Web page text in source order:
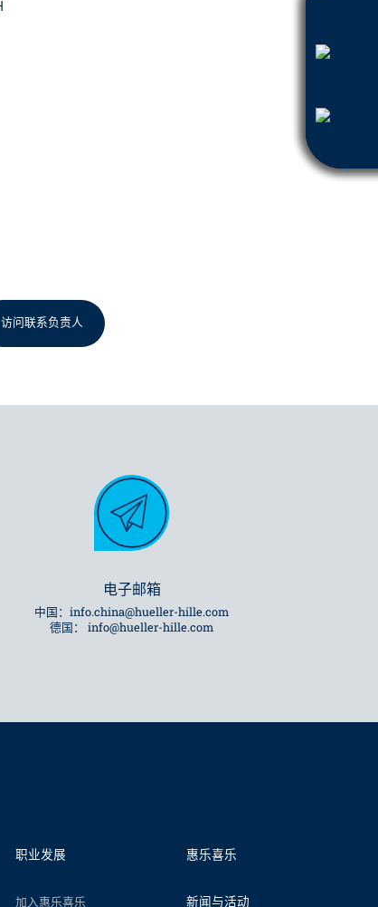
访问联系负责人
电子邮箱
中国：info.china@hueller-hille.com
德国：info@hueller-hille.com
职业发展
加入惠乐喜乐
惠乐喜乐
新闻与活动